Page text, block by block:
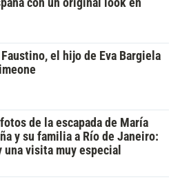
con un original look en
el hijo de Eva Bargiela
de la escapada de María
y su familia a Río de Janeiro:
una visita muy especial